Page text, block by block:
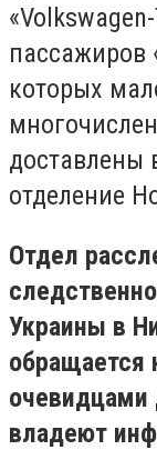
пассажиров
которых
доставлены
отделение
Отдел
Украины в
обращается
очевидцами
владеют